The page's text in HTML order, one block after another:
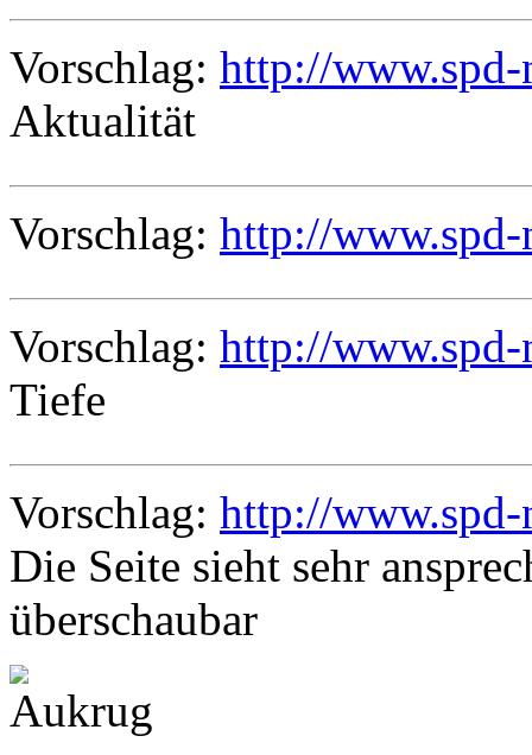
Vorschlag: http://
Aktualität
Vorschlag: http://
Vorschlag: http://www.spd-
Tiefe
Vorschlag: http://www.spd-
Die Seite sieht sehr
überschaubar